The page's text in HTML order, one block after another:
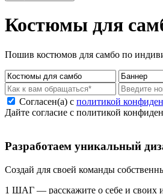
Костюмы для
Пошив костюмов для самбо по
Согласен(а) с политикой
Дайте согласие с политикой
Разработаем уникальный
Создай для своей команды
1 ШАГ — расскажите о себе и своих